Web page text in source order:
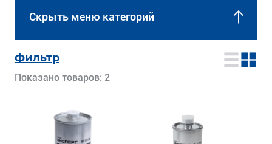
Скрыть меню категорий
Фильтр
Показано товаров: 2